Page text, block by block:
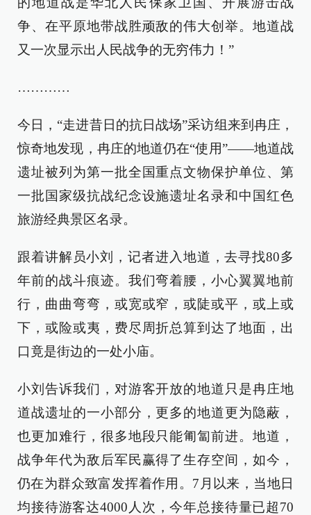
争、在平原地带战胜顽敌的伟大创举。地道战
又一次显示出人民战争的无穷伟力！”
…………
今日，“走进昔日的抗日战场”采访组来到冉庄，
惊奇地发现，冉庄的地道仍在“使用”——地道战
遗址被列为第一批全国重点文物保护单位、第
一批国家级抗战纪念设施遗址名录和中国红色
旅游经典景区名录。
跟着讲解员小刘，记者进入地道，去寻找80多
年前的战斗痕迹。我们弯着腰，小心翼翼地前
行，曲曲弯弯，或宽或窄，或陡或平，或上或
下，或险或夷，费尽周折总算到达了地面，出
口竟是街边的一处小庙。
小刘告诉我们，对游客开放的地道只是冉庄地
道战遗址的一小部分，更多的地道更为隐蔽，
也更加难行，很多地段只能匍匐前进。地道，
战争年代为敌后军民赢得了生存空间，如今，
仍在为群众致富发挥着作用。7月以来，当地日
均接待游客达4000人次，今年总接待量已超70